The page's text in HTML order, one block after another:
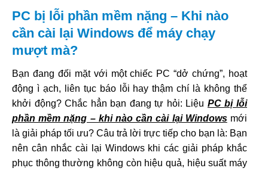
PC bị lỗi phần mềm nặng – Khi nào
cần cài lại Windows để máy chạy
mượt mà?
Bạn đang đối mặt với một chiếc PC “dở chứng”, hoạt
động ì ạch, liên tục báo lỗi hay thậm chí là không thể
khởi động? Chắc hẳn bạn đang tự hỏi: Liệu PC bị lỗi
phần mềm nặng – khi nào cần cài lại Windowsmới
là giải pháp tối ưu? Câu trả lời trực tiếp cho bạn là: Bạn
nên cân nhắc cài lại Windows khi các giải pháp khắc
phục thông thường không còn hiệu quả, hiệu suất máy